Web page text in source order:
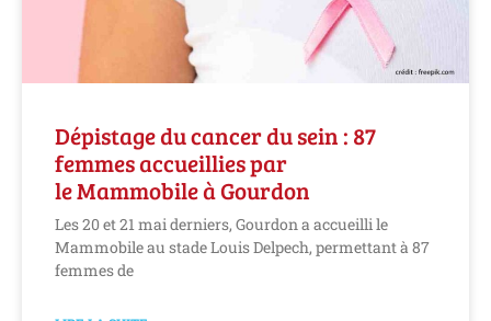
Dépistage du cancer du sein : 87
femmes accueillies par
le Mammobile à Gourdon
Les 20 et 21 mai derniers, Gourdon a accueilli le
Mammobile au stade Louis Delpech, permettant à 87
femmes de